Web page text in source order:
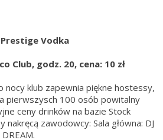
Vodka
Club, godz. 20, cena: 10 zł
nocy klub zapewnia piękne hostessy,
pierwszysch 100 osób powitalny
ceny drinków na bazie Stock
zawodowcy: Sala główna: DJ